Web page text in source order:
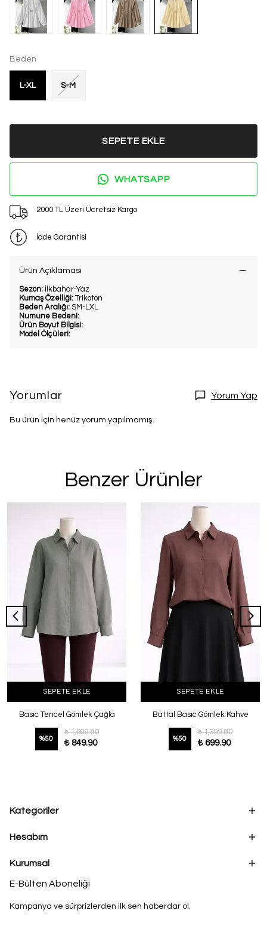
Beden
L-XL S-M
SEPETE EKLE
WHATSAPP
2000 TL Üzeri Ücretsiz Kargo
İade Garantisi
Ürün Açıklaması
Sezon: İlkbahar-Yaz
Kumaş Özelliği: Trikoton
Beden Aralığı: SM-LXL
Numune Bedeni:
Ürün Boyut Bilgisi:
Model Ölçüleri:
Yorumlar Yorum Yap
Bu ürün için henüz yorum yapılmamış.
Benzer Ürünler
SEPETE EKLE
Basıc Tencel Gömlek Çağla
%50
₺ 1,699.80
₺ 849.90
SEPETE EKLE
Battal Basıc Gömlek Kahve
%50
₺ 1,399.80
₺ 699.90
Kategoriler
Hesabım
Kurumsal
E-Bülten Aboneliği
Kampanya ve sürprizlerden ilk sen haberdar ol.